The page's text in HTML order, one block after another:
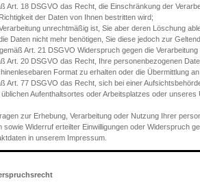
Art. 18 DSGVO das Recht, die Einschränkung der
der Daten von Ihnen bestritten wird;
unrechtmäßig ist, Sie aber deren Löschung
Daten nicht mehr benötigen, Sie diese jedoch zur
Art. 21 DSGVO Widerspruch gegen die Verarbeitung
Art. 20 DSGVO das Recht, Ihre personenbezogenen
Format zu erhalten oder die Übermittlung
Art. 77 DSGVO das Recht, sich bei einer
üblichen Aufenthaltsortes oder Arbeitsplatzes oder
zur Erhebung, Verarbeitung oder Nutzung Ihrer
sowie Widerruf erteilter Einwilligungen oder Widerspruch
in unserem Impressum.